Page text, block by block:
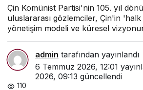
Çin Komünist Partisi'nin 105. yıl
uluslararası gözlemciler, Çin'in
yönetişim modeli ve küresel
admin tarafından yayınlandı
6 Temmuz 2026, 12:01
2026, 09:13 güncellendi
110
Kahramanlar